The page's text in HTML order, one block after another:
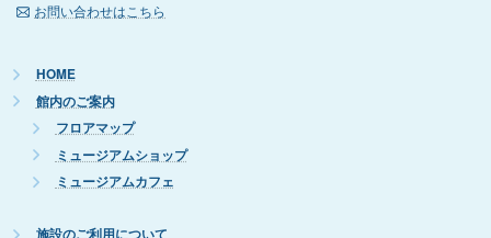
お問い合わせはこちら
HOME
館内のご案内
フロアマップ
ミュージアムショップ
ミュージアムカフェ